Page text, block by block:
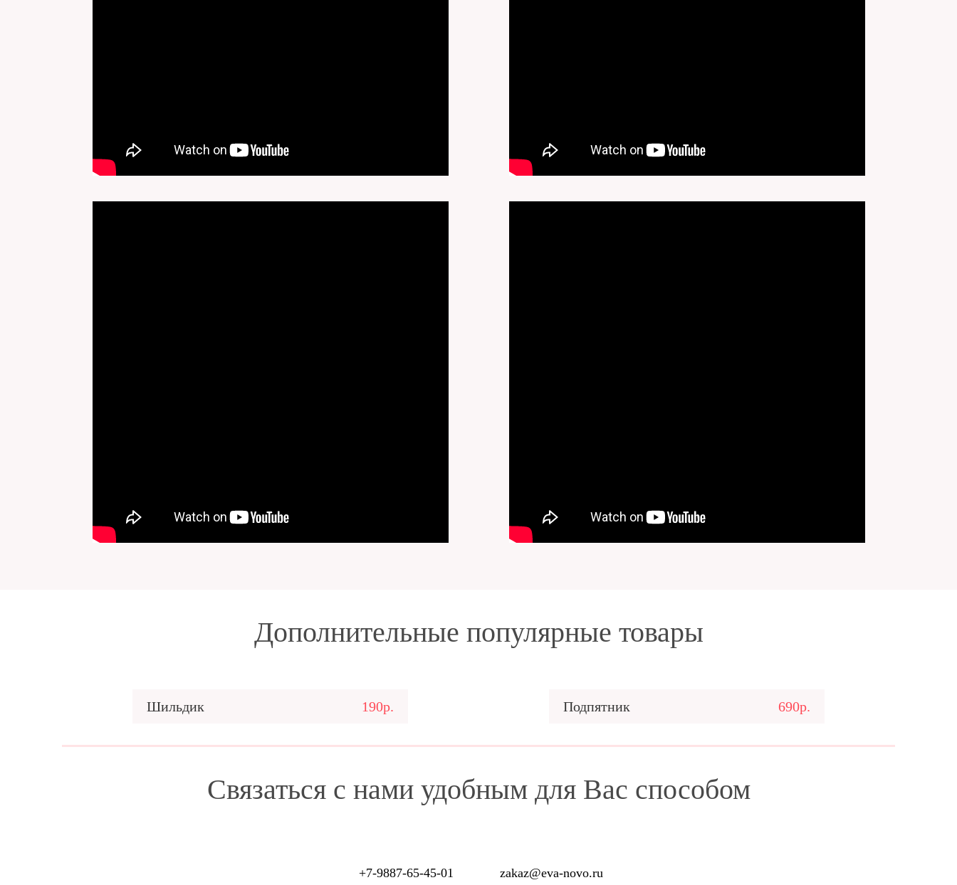
Дополнительные популярные товары
Шильдик 190р. Подпятник 690р.
Связаться с нами удобным для Вас способом
+7-9887-65-45-01 zakaz@eva-novo.ru